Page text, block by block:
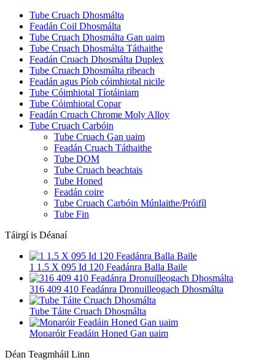
Tube Cruach Dhosmálta
Feadán Coil Dhosmálta
Tube Cruach Dhosmálta Gan uaim
Tube Cruach Dhosmálta Táthaithe
Feadán Cruach Dhosmálta Duplex
Tube Cruach Dhosmálta ribeach
Feadán agus Píob cóimhiotal nicile
Tube Cóimhiotal Tíotáiniam
Tube Cóimhiotal Copar
Feadán Cruach Chrome Moly Alloy
Tube Cruach Carbóin
Tube Cruach Gan uaim
Feadán Cruach Táthaithe
Tube DOM
Tube Cruach beachtais
Tube Honed
Feadán coire
Tube Cruach Carbóin Múnlaithe/Próifíl
Tube Fin
Táirgí is Déanaí
1 1.5 X 095 Id 120 Feadánra Balla Baile
316 409 410 Feadánra Dronuilleogach Dhosmálta
Tube Táite Cruach Dhosmálta
Monaróir Feadáin Honed Gan uaim
Déan Teagmháil Linn